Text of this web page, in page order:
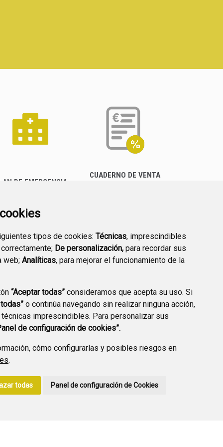
tipos de cookies: Técnicas, imprescindibles
De personalización, para recordar sus
web; Analíticas, para mejorar el funcionamiento de la
“Aceptar todas” consideramos que acepta su uso. Si
o continúa navegando sin realizar ninguna acción,
imprescindibles. Para personalizar sus
de configuración de cookies”.
cómo configurarlas y posibles riesgos en
.
todas Panel de configuración de Cookies
DE EMERGENCIA
CUADERNO DE VENTA
PREGUNTAS
FRECUENTES
PLAN DE ACCIÓN LOCAL
2030